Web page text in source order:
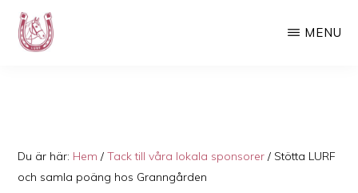
Hoppa
Hoppa
Din
ridskola
MENU
Du är här: Hem / Tack till våra lokala sponsorer / Stötta LURF
och samla poäng hos Granngården